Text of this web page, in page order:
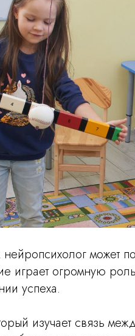
может
играет огромную
успеха.
изучает связь